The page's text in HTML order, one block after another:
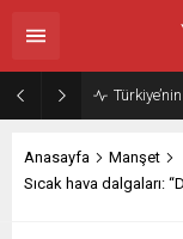
Anasayfa
Manşet
Sıcak hava dalgaları: